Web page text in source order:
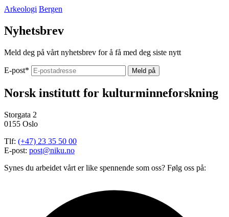
Arkeologi Bergen
Nyhetsbrev
Meld deg på vårt nyhetsbrev for å få med deg siste nytt
E-post*
Norsk institutt for kulturminneforskning
Storgata 2
0155 Oslo
Tlf: (+47) 23 35 50 00
E-post: post@niku.no
Synes du arbeidet vårt er like spennende som oss? Følg oss på: